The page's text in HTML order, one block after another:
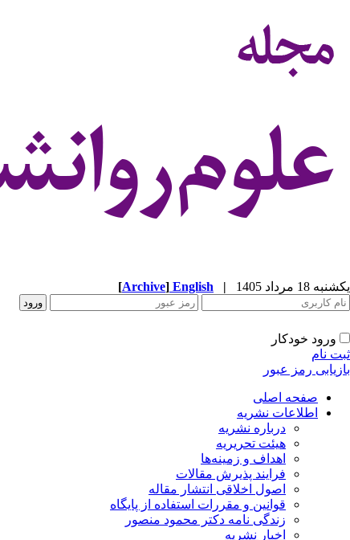
یکشنبه 18 مرداد 1405 |
English
[Archive]
ورود خودکار
ثبت نام
بازیابی رمز عبور
صفحه اصلی
اطلاعات نشریه
درباره نشریه
هیئت تحریریه
اهداف و زمینه‌ها
فرایند پذیرش مقالات
اصول اخلاقی انتشار مقاله
قوانین و مقررات استفاده از پایگاه
زندگی نامه دکتر محمود منصور
اخبار نشریه